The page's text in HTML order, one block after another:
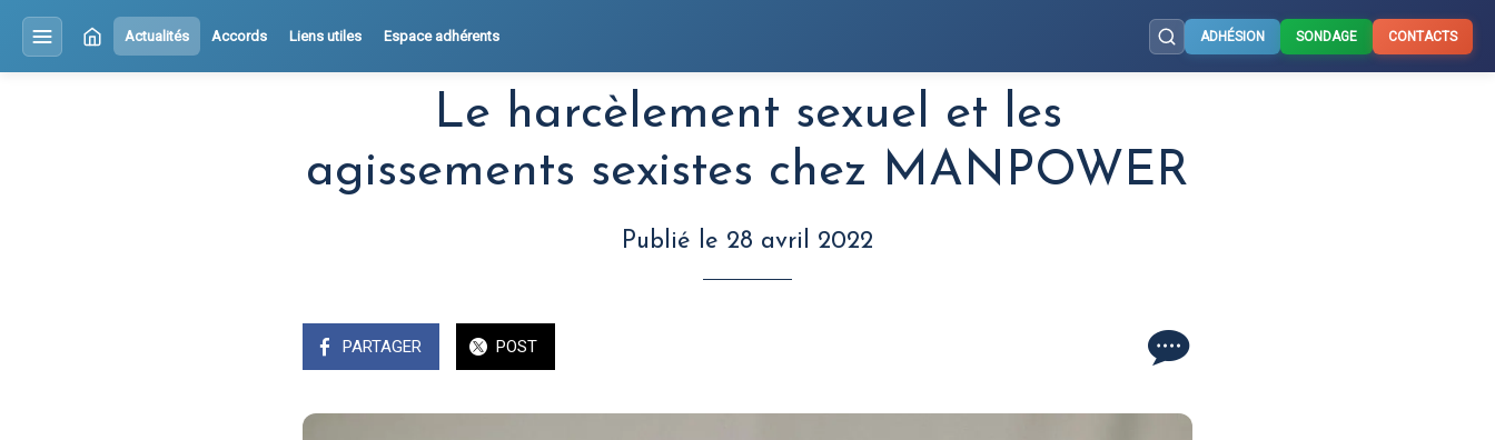
Actualités Accords Liens utiles Espace adhérents ADHÉSION SONDAGE CONTACTS
Le harcèlement sexuel et les
agissements sexistes chez MANPOWER
Publié le 28 avril 2022
PARTAGER POST